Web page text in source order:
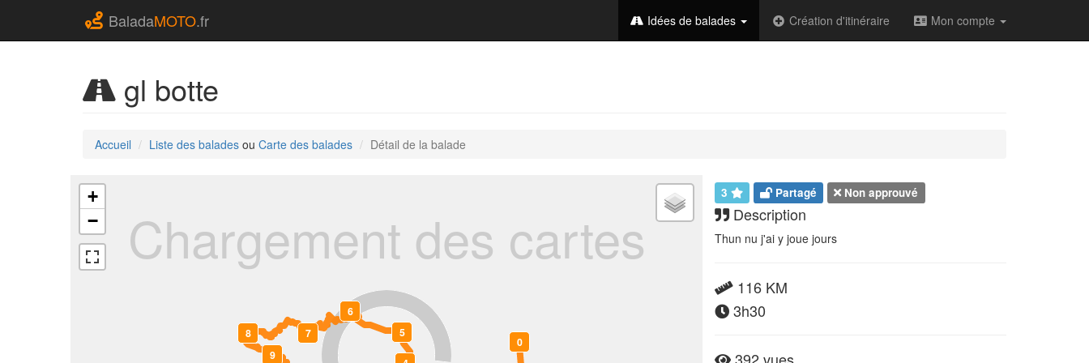
BaladaMOTO.fr Idées de balades Création d'itinéraire Mon compte
gl botte
Accueil Liste des balades ou Carte des balades Détail de la balade
Chargement des cartes
0
5
6
7
8
9
+
−
3 Partagé Non approuvé
Description
Thun nu j'ai y joue jours
116 KM
3h30